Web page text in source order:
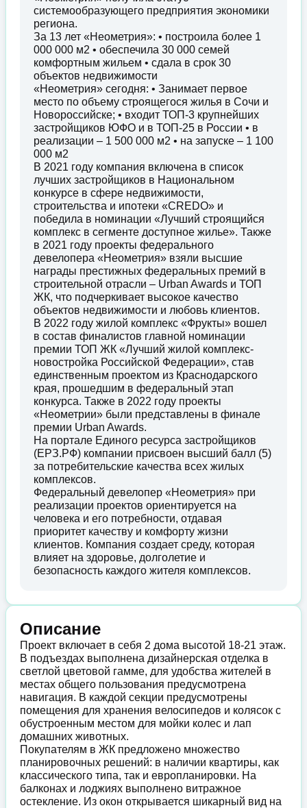
системообразующего предприятия экономики
региона.
За 13 лет «Неометрия»: • построила более 1
000 000 м2 • обеспечила 30 000 семей
комфортным жильем • сдала в срок 30
объектов недвижимости
«Неометрия» сегодня: • Занимает первое
место по объему строящегося жилья в Сочи и
Новороссийске; • входит ТОП-3 крупнейших
застройщиков ЮФО и в ТОП-25 в России • в
реализации – 1 500 000 м2 • на запуске – 1 100
000 м2
В 2021 году компания включена в список
лучших застройщиков в Национальном
конкурсе в сфере недвижимости,
строительства и ипотеки «CREDO» и
победила в номинации «Лучший строящийся
комплекс в сегменте доступное жилье». Также
в 2021 году проекты федерального
девелопера «Неометрия» взяли высшие
награды престижных федеральных премий в
строительной отрасли – Urban Awards и ТОП
ЖК, что подчеркивает высокое качество
объектов недвижимости и любовь клиентов.
В 2022 году жилой комплекс «Фрукты» вошел
в состав финалистов главной номинации
премии ТОП ЖК «Лучший жилой комплекс-
новостройка Российской Федерации», став
единственным проектом из Краснодарского
края, прошедшим в федеральный этап
конкурса. Также в 2022 году проекты
«Неометрии» были представлены в финале
премии Urban Awards.
На портале Единого ресурса застройщиков
(ЕРЗ.РФ) компании присвоен высший балл (5)
за потребительские качества всех жилых
комплексов.
Федеральный девелопер «Неометрия» при
реализации проектов ориентируется на
человека и его потребности, отдавая
приоритет качеству и комфорту жизни
клиентов. Компания создает среду, которая
влияет на здоровье, долголетие и
безопасность каждого жителя комплексов.
Описание
Проект включает в себя 2 дома высотой 18-21 этаж.
В подъездах выполнена дизайнерская отделка в
светлой цветовой гамме, для удобства жителей в
местах общего пользования предусмотрена
навигация. В каждой секции предусмотрены
помещения для хранения велосипедов и колясок с
обустроенным местом для мойки колес и лап
домашних животных.
Покупателям в ЖК предложено множество
планировочных решений: в наличии квартиры, как
классического типа, так и европланировки. На
балконах и лоджиях выполнено витражное
остекление. Из окон открывается шикарный вид на